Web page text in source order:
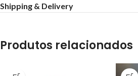
Shipping & Delivery
Produtos relacionados